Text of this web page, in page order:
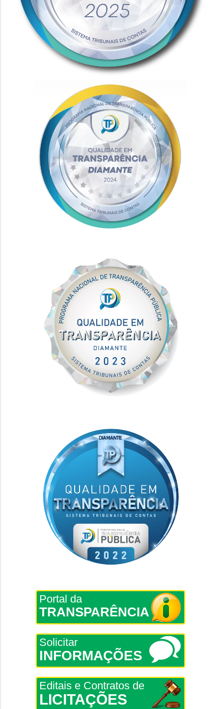
Portal da
TRANSPARÊNCIA
Solicitar
INFORMAÇÕES
Editais e Contratos de
LICITAÇÕES